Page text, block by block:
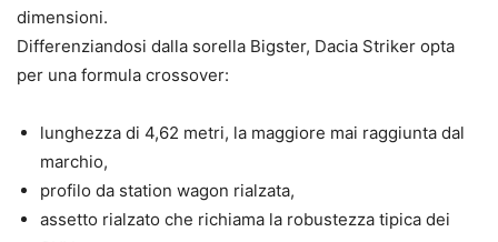
dimensioni.
Differenziandosi dalla sorella Bigster, Dacia Striker opta
per una formula crossover:
lunghezza di 4,62 metri, la maggiore mai raggiunta dal
marchio,
profilo da station wagon rialzata,
assetto rialzato che richiama la robustezza tipica dei